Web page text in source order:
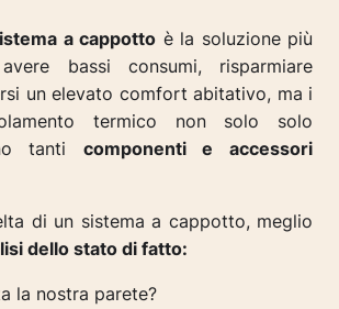
a cappotto è la soluzione più
bassi consumi, risparmiare
un elevato comfort abitativo, ma i
termico non solo solo
tanti componenti e accessori
di un sistema a cappotto, meglio
dello stato di fatto:
la nostra parete?